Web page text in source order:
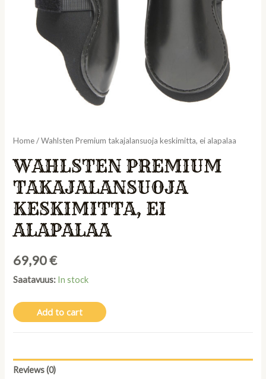
Home/ Wahlsten Premium takajalansuoja keskimitta, ei alapalaa
WAHLSTEN PREMIUM
TAKAJALANSUOJA
KESKIMITTA, EI
ALAPALAA
69,90€
Saatavuus: In stock
Add to cart
Reviews (0)